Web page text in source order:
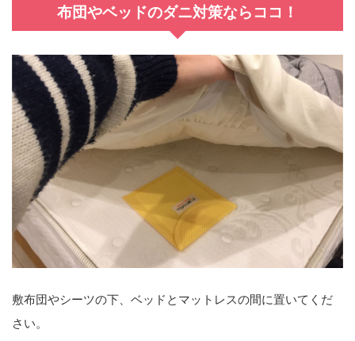
布団やベッドのダニ対策ならココ！
敷布団やシーツの下、ベッドとマットレスの間に置いてくだ
さい。